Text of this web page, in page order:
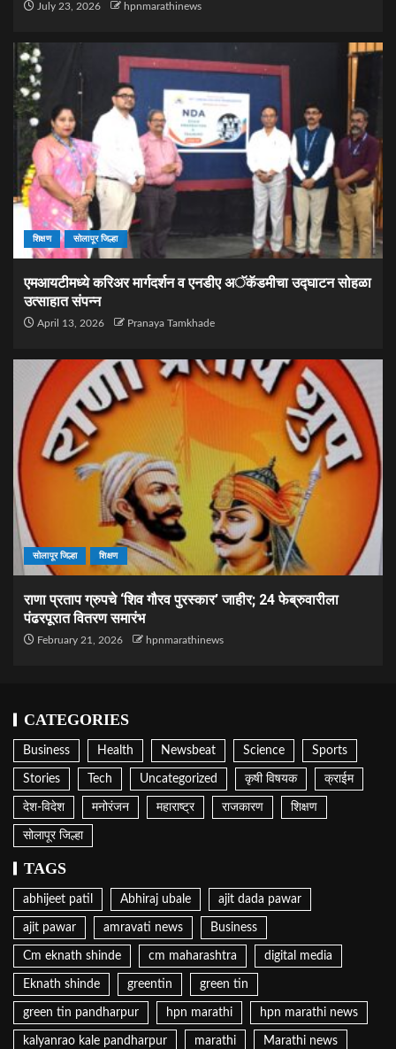
July 23, 2026 hpnmarathinews
शिक्षण सोलापूर जिल्हा
एमआयटीमध्ये करिअर मार्गदर्शन व एनडीए अॅकॅडमीचा उद्घाटन सोहळा
उत्साहात संपन्न
April 13, 2026 Pranaya Tamkhade
सोलापूर जिल्हा शिक्षण
राणा प्रताप ग्रुपचे ‘शिव गौरव पुरस्कार’ जाहीर; 24 फेब्रुवारीला
पंढरपूरात वितरण समारंभ
February 21, 2026 hpnmarathinews
CATEGORIES
Business Health Newsbeat Science Sports
Stories Tech Uncategorized कृषी विषयक क्राईम
देश-विदेश मनोरंजन महाराष्ट्र राजकारण शिक्षण
सोलापूर जिल्हा
TAGS
abhijeet patil Abhiraj ubale ajit dada pawar
ajit pawar amravati news Business
Cm eknath shinde cm maharashtra digital media
Eknath shinde greentin green tin
green tin pandharpur hpn marathi hpn marathi news
kalyanrao kale pandharpur marathi Marathi news